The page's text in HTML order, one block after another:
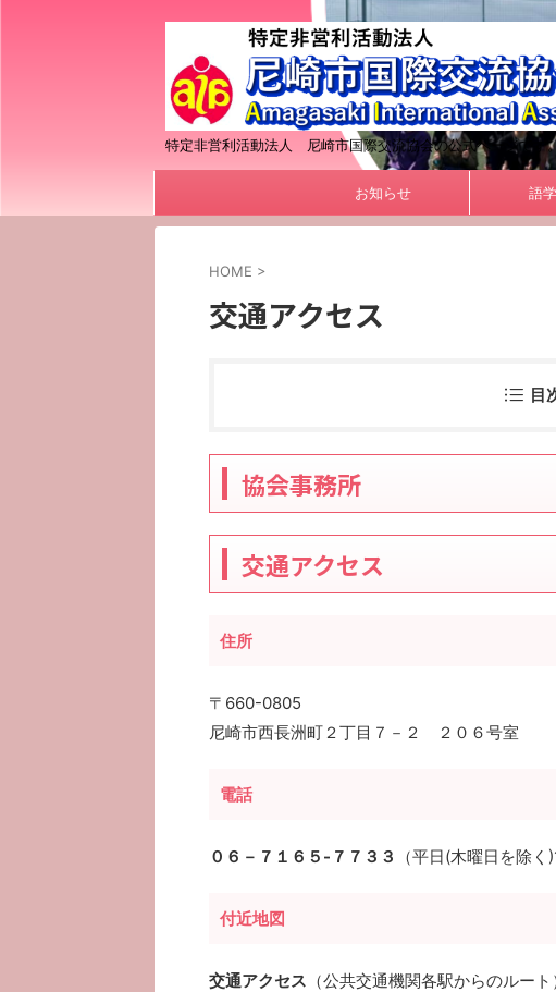
特定非営利活動法人 尼崎市国際交流協会の公式ページです
お知らせ 語
HOME >
交通アクセス
目
協会事務所
交通アクセス
住所
〒660-0805
尼崎市西長洲町２丁目７－２ ２０６号室
電話
０６－７１６５-７７３３ （平日(木曜日を除
付近地図
交通アクセス （公共交通機関各駅からのルート